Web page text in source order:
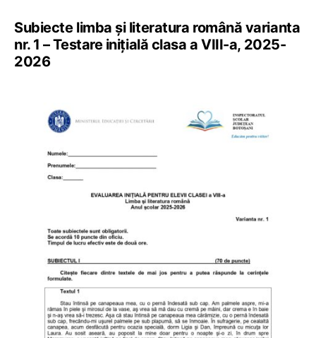
Subiecte limba și literatura română varianta
nr. 1 – Testare inițială clasa a VIII-a, 2025-
2026